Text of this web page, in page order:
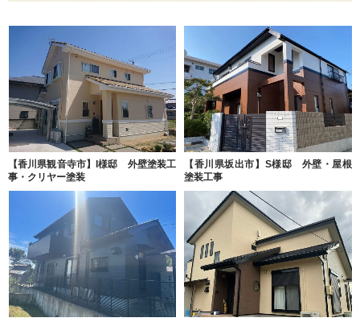
【香川県観音寺市】I様邸 外壁塗装工
事・クリヤー塗装
【香川県坂出市】S様邸 外壁・屋根
塗装工事